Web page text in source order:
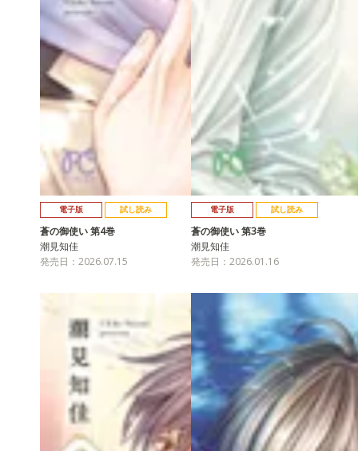
電子版 試し読み
蒼の御使い 第4巻
潮見知佳
発売日：2026.07.15
電子版 試し読み
蒼の御使い 第3巻
潮見知佳
発売日：2026.01.16